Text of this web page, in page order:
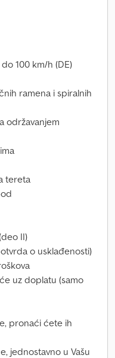
100 km/h (DE)
ramena i spiralnih
održavanjem
tereta
II)
o usklađenosti)
uz doplatu (samo
pronaći ćete ih
jednostavno u Vašu